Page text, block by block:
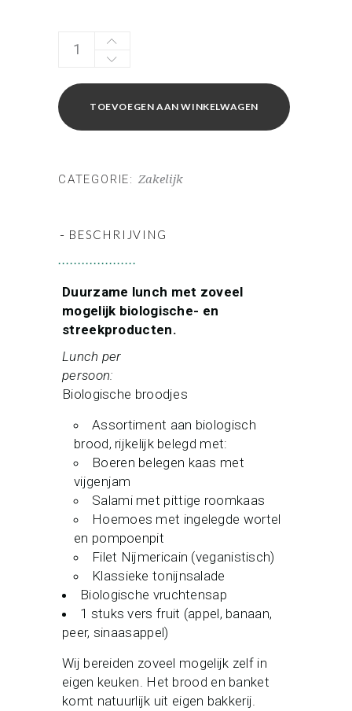
Voorstel
lunch
quantity
TOEVOEGEN AAN WINKELWAGEN
CATEGORIE: Zakelijk
- BESCHRIJVING
Duurzame lunch met zoveel
mogelijk biologische- en
streekproducten.
Lunch per
Biologische broodjes
Assortiment aan biologisch
brood, rijkelijk belegd met:
Boeren belegen kaas met
vijgenjam
Salami met pittige roomkaas
Hoemoes met ingelegde wortel
en pompoenpit
Filet Nijmericain (veganistisch)
Klassieke tonijnsalade
Biologische vruchtensap
1 stuks vers fruit (appel, banaan,
peer, sinaasappel)
Wij bereiden zoveel mogelijk zelf in
eigen keuken. Het brood en banket
komt natuurlijk uit eigen bakkerij.